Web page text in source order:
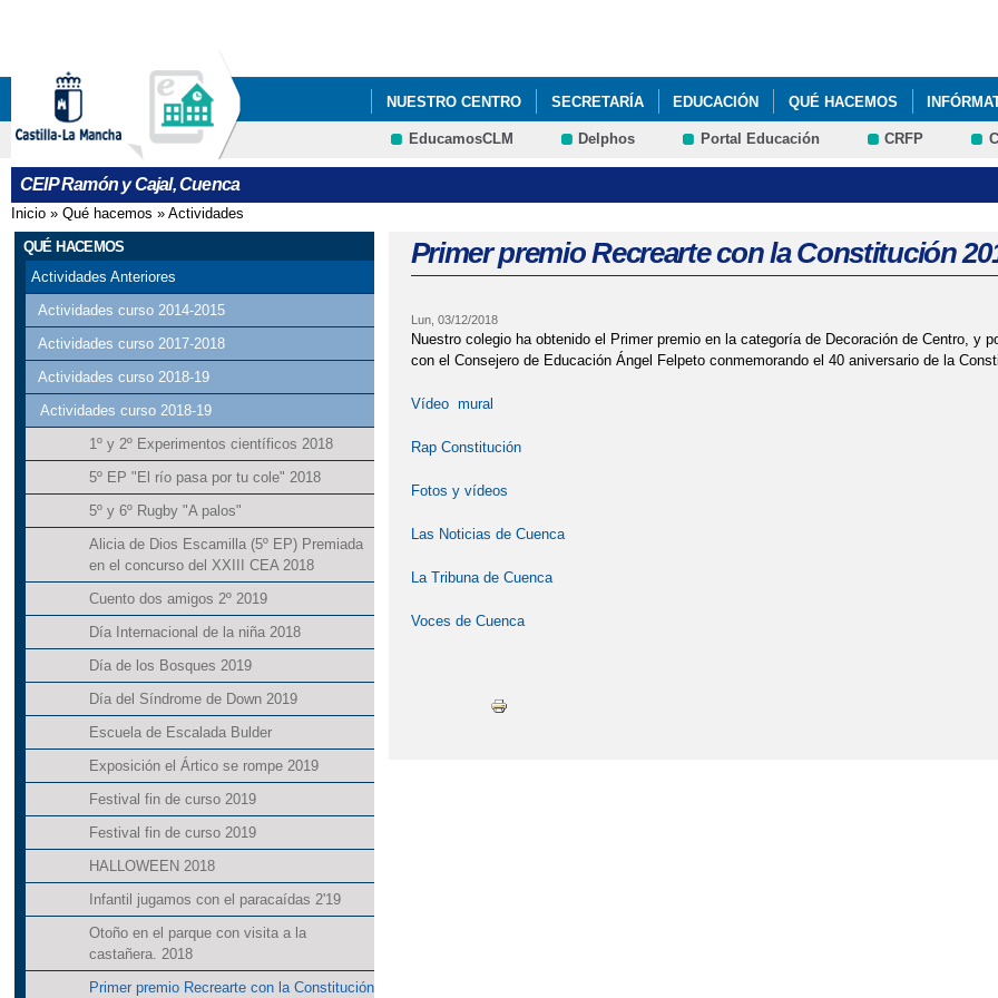
NUESTRO CENTRO SECRETARÍA EDUCACIÓN QUÉ HACEMOS
NORMAS DE ORGANIZACIÓN, FUNCIONAMIENTO Y CONVIVENCIA PLAN DE
EducamosCLM Delphos Portal Educación CRFP
CEIP Ramón y Cajal, Cuenca
Se encuentra usted aquí
Inicio » Qué hacemos » Actividades
QUÉ HACEMOS
Actividades Anteriores
Actividades curso 2014-2015
Actividades curso 2017-2018
Actividades curso 2018-19
Actividades curso 2018-19
1º y 2º Experimentos científicos 2018
5º EP "El río pasa por tu cole" 2018
5º y 6º Rugby "A palos"
Alicia de Dios Escamilla (5º EP) Premiada
en el concurso del XXIII CEA 2018
Cuento dos amigos 2º 2019
Día Internacional de la niña 2018
Día de los Bosques 2019
Día del Síndrome de Down 2019
Escuela de Escalada Bulder
Exposición el Ártico se rompe 2019
Festival fin de curso 2019
Festival fin de curso 2019
HALLOWEEN 2018
Infantil jugamos con el paracaídas 2'19
Otoño en el parque con visita a la
castañera. 2018
Primer premio Recrearte con la Constitución
Primer premio Recrearte con la Constitución
Lun, 03/12/2018
Nuestro colegio ha obtenido el Primer premio en la categoría de Decoración de Centro, y
con el Consejero de Educación Ángel Felpeto conmemorando el 40 aniversario de la
Vídeo mural
Rap Constitución
Fotos y vídeos
Las Noticias de Cuenca
La Tribuna de Cuenca
Voces de Cuenca